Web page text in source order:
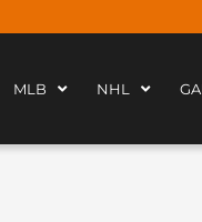
MLB NHL